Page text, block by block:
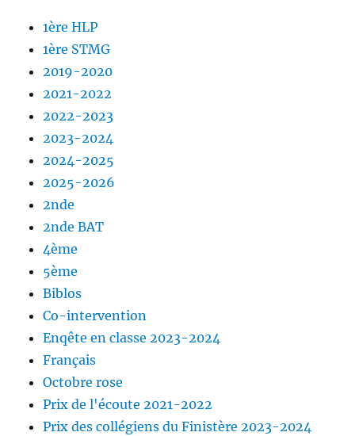
1ère HLP
1ère STMG
2019-2020
2021-2022
2022-2023
2023-2024
2024-2025
2025-2026
2nde
2nde BAT
4ème
5ème
Biblos
Co-intervention
Enqête en classe 2023-2024
Français
Octobre rose
Prix de l'écoute 2021-2022
Prix des collégiens du Finistère 2023-2024